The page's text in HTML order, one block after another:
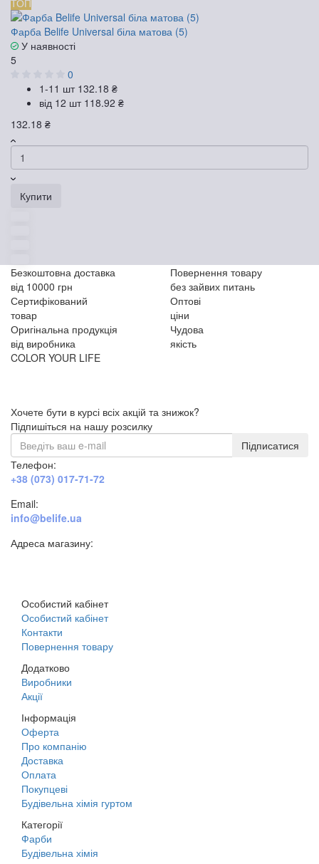
Фарба Belife Universal біла матова (5)
У наявності
5
0
1-11 шт 132.18 ₴
від 12 шт 118.92 ₴
132.18 ₴
Купити
Безкоштовна доставка
від 10000 грн
Повернення товару
без зайвих питань
Сертифікований
товар
Оптові
ціни
Оригінальна продукція
від виробника
Чудова
якість
COLOR YOUR LIFE
Хочете бути в курсі всіх акцій та знижок?
Підпишіться на нашу розсилку
Підписатися
Телефон:
+38 (073) 017-71-72
Email:
info@belife.ua
Адреса магазину:
Особистий кабінет
Особистий кабінет
Контакти
Повернення товару
Додатково
Виробники
Акції
Інформація
Оферта
Про компанію
Доставка
Оплата
Покупцеві
Будівельна хімія гуртом
Категорії
Фарби
Будівельна хімія